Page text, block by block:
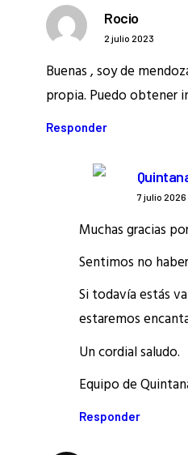
Rocio
2 julio 2023
Buenas , soy de
propia. Puedo obtener
Responder
7 julio 2026
Muchas gracias
Sentimos no
Si todavía estás
estaremos
Un cordial saludo.
Equipo de
Responder